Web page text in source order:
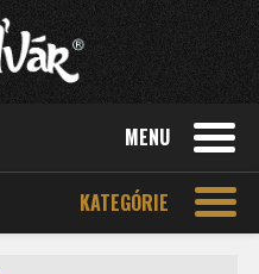
MENU
KATEGÓRIE